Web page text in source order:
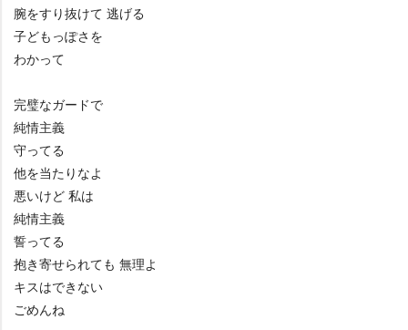
腕をすり抜けて 逃げる
子どもっぽさを
わかって
完璧なガードで
純情主義
守ってる
他を当たりなよ
悪いけど 私は
純情主義
誓ってる
抱き寄せられても 無理よ
キスはできない
ごめんね